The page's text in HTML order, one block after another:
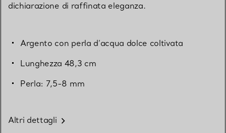
dichiarazione di raffinata eleganza.
Argento con perla d’acqua dolce coltivata
Lunghezza 48,3 cm
Perla: 7,5-8 mm
Altri dettagli